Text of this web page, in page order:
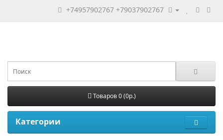
+74957902767 +79037902767
Товаров 0 (0р.)
Категории